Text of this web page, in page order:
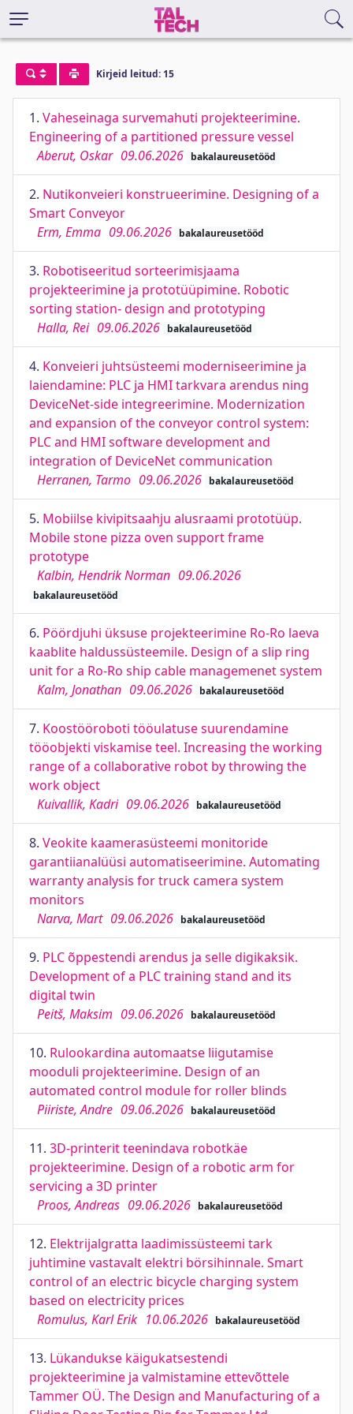
Kirjeid leitud: 15
1. Vaheseinaga survemahuti projekteerimine.
Engineering of a partitioned pressure vessel
Aberut, Oskar 09.06.2026 bakalaureusetööd
2. Nutikonveieri konstrueerimine. Designing of a
Smart Conveyor
Erm, Emma 09.06.2026 bakalaureusetööd
3. Robotiseeritud sorteerimisjaama
projekteerimine ja prototüüpimine. Robotic
sorting station- design and prototyping
Halla, Rei 09.06.2026 bakalaureusetööd
4. Konveieri juhtsüsteemi moderniseerimine ja
laiendamine: PLC ja HMI tarkvara arendus ning
DeviceNet-side integreerimine. Modernization
and expansion of the conveyor control system:
PLC and HMI software development and
integration of DeviceNet communication
Herranen, Tarmo 09.06.2026 bakalaureusetööd
5. Mobiilse kivipitsaahju alusraami prototüüp.
Mobile stone pizza oven support frame
prototype
Kalbin, Hendrik Norman 09.06.2026
bakalaureusetööd
6. Pöördjuhi üksuse projekteerimine Ro-Ro laeva
kaablite haldussüsteemile. Design of a slip ring
unit for a Ro-Ro ship cable managemenet system
Kalm, Jonathan 09.06.2026 bakalaureusetööd
7. Koostööroboti tööulatuse suurendamine
tööobjekti viskamise teel. Increasing the working
range of a collaborative robot by throwing the
work object
Kuivallik, Kadri 09.06.2026 bakalaureusetööd
8. Veokite kaamerasüsteemi monitoride
garantiianalüüsi automatiseerimine. Automating
warranty analysis for truck camera system
monitors
Narva, Mart 09.06.2026 bakalaureusetööd
9. PLC õppestendi arendus ja selle digikaksik.
Development of a PLC training stand and its
digital twin
Peitš, Maksim 09.06.2026 bakalaureusetööd
10. Rulookardina automaatse liigutamise
mooduli projekteerimine. Design of an
automated control module for roller blinds
Piiriste, Andre 09.06.2026 bakalaureusetööd
11. 3D-printerit teenindava robotkäe
projekteerimine. Design of a robotic arm for
servicing a 3D printer
Proos, Andreas 09.06.2026 bakalaureusetööd
12. Elektrijalgratta laadimissüsteemi tark
juhtimine vastavalt elektri börsihinnale. Smart
control of an electric bicycle charging system
based on electricity prices
Romulus, Karl Erik 10.06.2026 bakalaureusetööd
13. Lükandukse käigukatsestendi
projekteerimine ja valmistamine ettevõttele
Tammer OÜ. The Design and Manufacturing of a